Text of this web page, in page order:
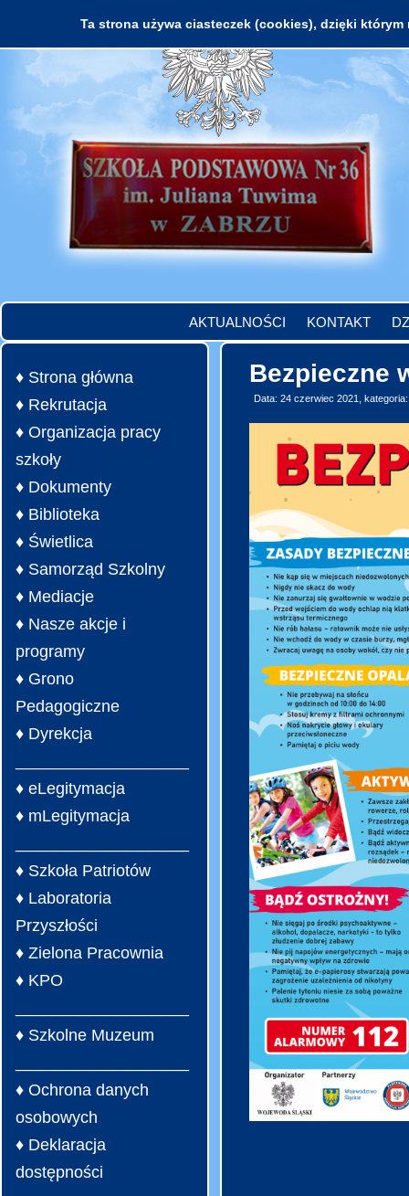
AKTUALNOŚCI KONTAKT
♦ Strona główna
♦ Rekrutacja
♦ Organizacja pracy
szkoły
♦ Dokumenty
♦ Biblioteka
♦ Świetlica
♦ Samorząd Szkolny
♦ Mediacje
♦ Nasze akcje i
programy
♦ Grono
Pedagogiczne
♦ Dyrekcja
♦ eLegitymacja
♦ mLegitymacja
♦ Szkoła Patriotów
♦ Laboratoria
Przyszłości
♦ Zielona Pracownia
♦ KPO
♦ Szkolne Muzeum
♦ Ochrona danych
osobowych
♦ Deklaracja
dostępności
Bezpieczne
Data: 24 czerwiec 2021,
Ta strona używa ciasteczek (cookies), dzięki którym